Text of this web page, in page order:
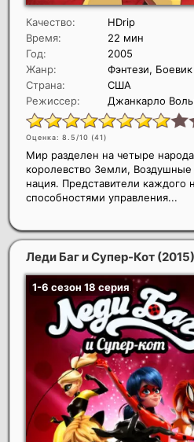
Качество:
HDrip
Время:
22 мин
Год:
2005
Жанр:
Фэнтези, Боевик
Страна:
США
Режиссер:
Оценка: 8.5/10 (41)
Мир разделен на четыре
королевство Земли,
нация. Представители каждого
способностями управления...
Леди Баг и Супер-Кот (2015)